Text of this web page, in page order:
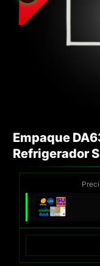
Empaque
Refrigerador